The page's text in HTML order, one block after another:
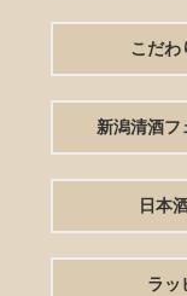
こだわ
新潟清酒フ
日本
ラッ